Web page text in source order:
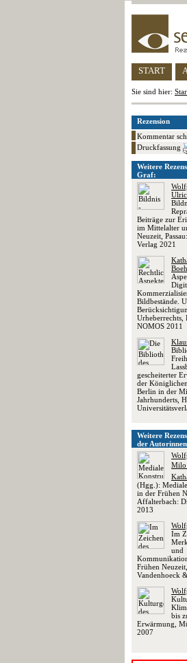
START
Sie sind hier:
Rezension
Kommentar
Druckfassung
Weitere
Graf:
Beiträge zur
im Mittelalter
Neuzeit,
Verlag 2021
Bildbestände.
Urheberrechts,
NOMOS 2011
gescheiterter
der
Berlin in der
Jahrhunderts,
Weitere
der
(Hgg.):
in der Frühen
Affalterbach:
2013
Im
und
Frühen
Vandenhoeck
bis
Erwärmung,
2007